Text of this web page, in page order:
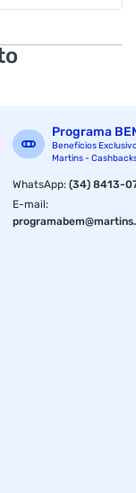
/ 190.0mm /
Programa
Benefícios
Martins -
WhatsApp:(34) 8413-
E-mail: